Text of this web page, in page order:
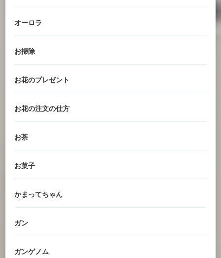
オーロラ
お掃除
お花のプレゼント
お花の注文の仕方
お茶
お菓子
かまってちゃん
ガン
ガンゲノム